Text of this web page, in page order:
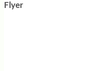
Flyer